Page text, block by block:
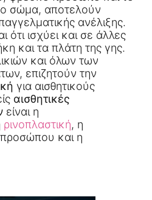
σώμα, αποτελούν
ανέλιξης.
ότι ισχύει και σε άλλες
και τα πλάτη της γης.
και όλων των
επιζητούν την
για αισθητικούς
αισθητικές
είναι η
ρινοπλαστική, η
και η